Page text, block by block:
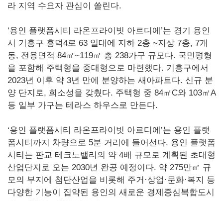
라 지역 수요자 관심이 쏠린다.
‘용인 플랫폼시티 라온프라이빗 아르디에’는 경기 용인
시 기흥구 흥덕4로 63 일대에 지하 2층 ~지상 7층, 7개
동, 전용면적 84㎡~119㎡ 총 238가구 규모다. 국민평형
을 포함해 주택형을 중대형으로 마련했다. 기흥구에서
2023년 이후 약 3년 만에 분양하는 새아파트다. 신규 분
양 단지로, 희소성을 갖췄다. 주택형 중 84㎡C와 103㎡A
등 일부 가구는 테라스 하우스로 만든다.
‘용인 플랫폼시티 라온프라이빗 아르디에’는 용인 플랫
폼시티까지 차량으로 5분 거리에 들어선다. 용인 플랫폼
시티는 판교 테크노밸리의 약 4배 규모로 계획된 초대형
산업단지로 오는 2030년 완공 예정이다. 약 275만㎡ 규
모의 부지에 첨단산업을 비롯해 주거·상업·문화·복지 등
다양한 기능이 집약된 용인의 새로운 경제중심복합도시